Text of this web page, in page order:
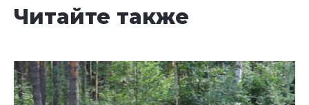
Читайте также